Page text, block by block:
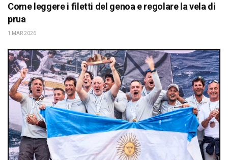
Come leggere i filetti del genoa e regolare la vela di
prua
1 MAR 2026